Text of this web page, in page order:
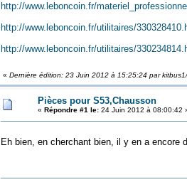
http://www.leboncoin.fr/
http://www.leboncoin.fr/utilitaires/
http://www.leboncoin.fr/utilitaires/
« Dernière édition: 23 Juin 2012 à 15:25:24 par
Pièces pour S53,Chausson
« Répondre #1 le:24 Juin 2012 à 08:00:42
Eh bien, en cherchant bien, il y en a encore